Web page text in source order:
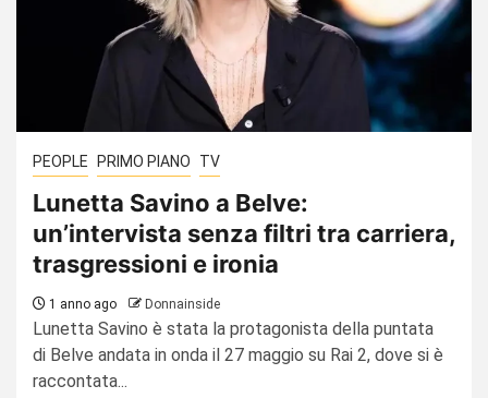
PEOPLE PRIMO PIANO TV
Lunetta Savino a Belve:
un’intervista senza filtri tra carriera,
trasgressioni e ironia
1 anno ago Donnainside
Lunetta Savino è stata la protagonista della puntata
di Belve andata in onda il 27 maggio su Rai 2, dove si è
raccontata...